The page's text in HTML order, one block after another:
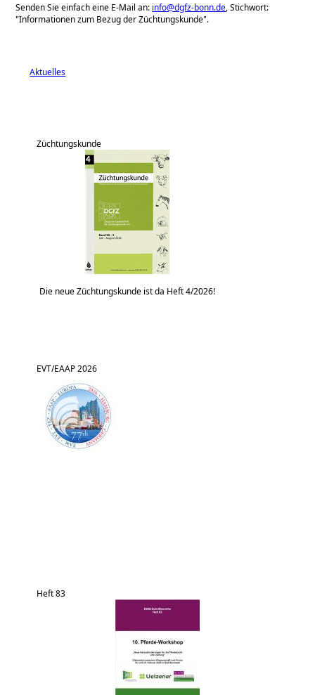
Senden Sie einfach eine E-Mail an: info@dgfz-bonn.de, Stichwort:
Informationen zum Bezug der Züchtungskunde .
Aktuelles
Züchtungskunde
Die neue Züchtungskunde ist da Heft 4/2026!
EVT/EAAP 2026
Heft 83